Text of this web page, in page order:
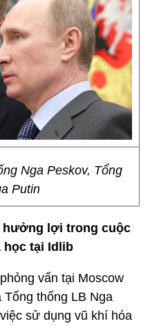
Nga Peskov, Tổng
Putin
lợi trong cuộc
học tại Idlib
vấn tại Moscow
thống LB Nga
sử dụng vũ khí hóa